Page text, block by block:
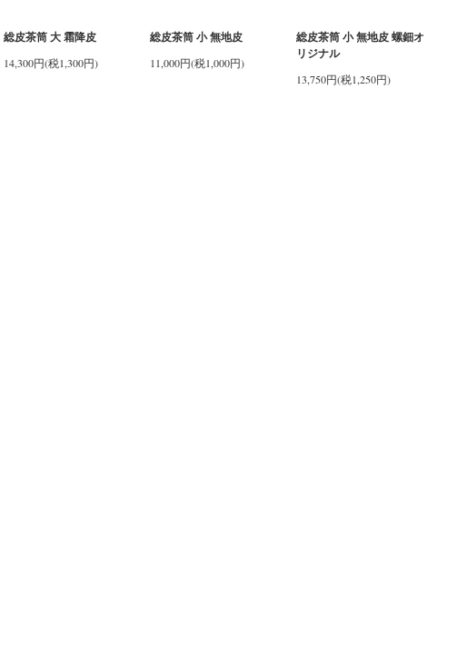
総皮茶筒 大 霜降皮
14,300円(税1,300円)
総皮茶筒 小 無地皮
11,000円(税1,000円)
総皮茶筒 小 無地皮 螺鈿オ
リジナル
13,750円(税1,250円)